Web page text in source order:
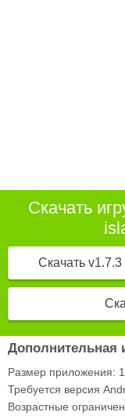
Скачать
Скачать
Дополнительная
Размер приложения:
Требуется версия
Возрастные